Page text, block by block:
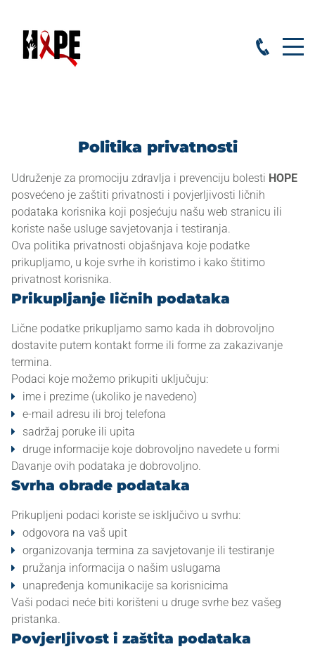
O NAMA
Politika privatnosti
Udruženje za promociju zdravlja i prevenciju bolesti HOPE
posvećeno je zaštiti privatnosti i povjerljivosti ličnih
podataka korisnika koji posjećuju našu web stranicu ili
koriste naše usluge savjetovanja i testiranja.
Ova politika privatnosti objašnjava koje podatke
prikupljamo, u koje svrhe ih koristimo i kako štitimo
privatnost korisnika.
Prikupljanje ličnih podataka
Lične podatke prikupljamo samo kada ih dobrovoljno
dostavite putem kontakt forme ili forme za zakazivanje
termina.
Podaci koje možemo prikupiti uključuju:
ime i prezime (ukoliko je navedeno)
e-mail adresu ili broj telefona
sadržaj poruke ili upita
druge informacije koje dobrovoljno navedete u formi
Davanje ovih podataka je dobrovoljno.
Svrha obrade podataka
Prikupljeni podaci koriste se isključivo u svrhu:
odgovora na vaš upit
organizovanja termina za savjetovanje ili testiranje
pružanja informacija o našim uslugama
unapređenja komunikacije sa korisnicima
Vaši podaci neće biti korišteni u druge svrhe bez vašeg
pristanka.
Povjerljivost i zaštita podataka